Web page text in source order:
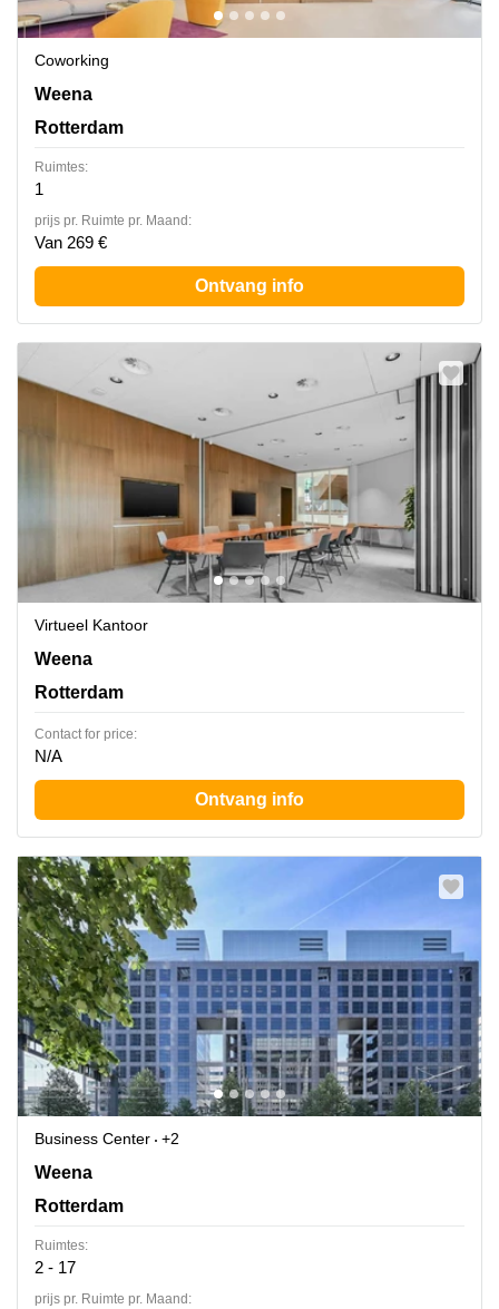
Coworking
Weena 290, Rotterdam
Weena
Rotterdam
Ruimtes:
1
prijs pr. Ruimte pr. Maand:
Van 269 €
Ontvang info
Virtueel Kantoor
Weena 290, Rotterdam
Weena
Rotterdam
Contact for price:
N/A
Ontvang info
Business Center
+2
Weena 290, Rotterdam
Weena
Rotterdam
Ruimtes:
2 - 17
prijs pr. Ruimte pr. Maand: